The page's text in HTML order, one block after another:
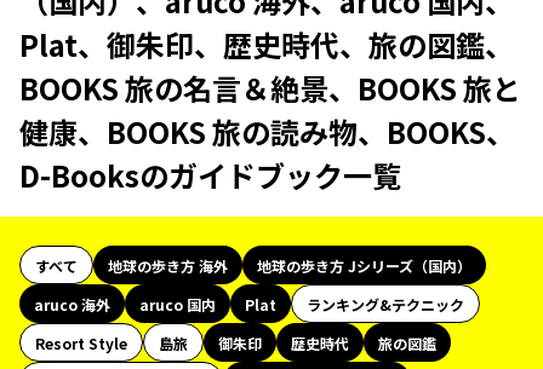
Plat、御朱印、歴史時代、旅の図鑑、
BOOKS 旅の名言＆絶景、BOOKS 旅と
健康、BOOKS 旅の読み物、BOOKS、
D-Booksのガイドブック一覧
すべて 地球の歩き方 海外
地球の歩き方 Jシリーズ（国内）
aruco 海外
aruco 国内 Plat
ランキング&テクニック
Resort Style
島旅 御朱印 歴史時代
旅の図鑑